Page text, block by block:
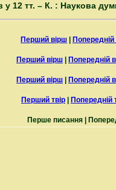
у 12 тт. – К. : Наукова
Перший вірш Попередній
Перший вірш Попередній
Перший вірш Попередній
Перший твір Попередній
Перше писання |